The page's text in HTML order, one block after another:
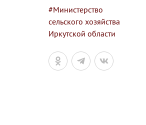
#Министерство
сельского хозяйства
Иркутской области